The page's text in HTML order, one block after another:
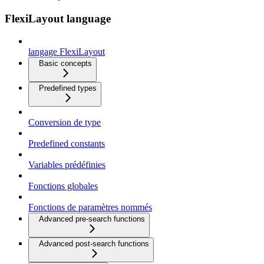
FlexiLayout language
langage FlexiLayout
Basic concepts
Predefined types
Conversion de type
Predefined constants
Variables prédéfinies
Fonctions globales
Fonctions de paramètres nommés
Advanced pre-search functions
Advanced post-search functions